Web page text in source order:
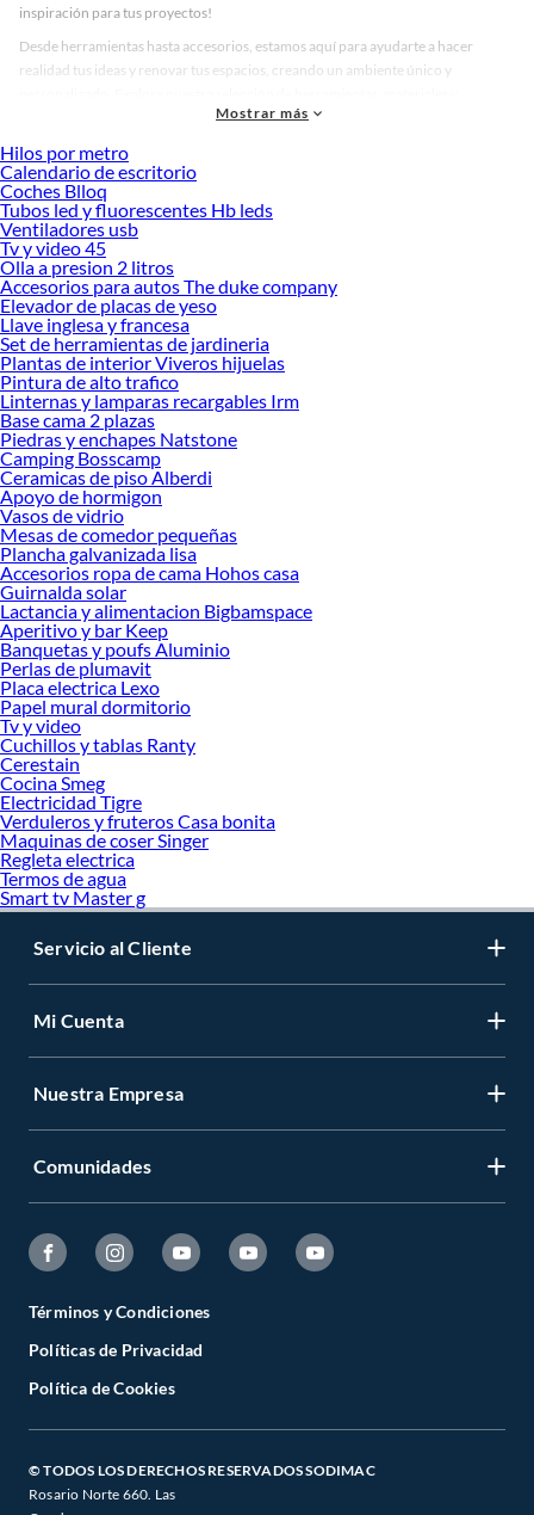
inspiración para tus proyectos!
Desde herramientas hasta accesorios, estamos aquí para ayudarte a hacer
realidad tus ideas y renovar tus espacios, creando un ambiente único y
accesorios de calidad que te ayudarán a crear un espacio más tú.
Desde remodelaciones hasta proyectos de decoración, estamos aquí para hacer
tus ideas realidad. ¡Visítanos y encuentra todo lo que tenemos para ofrecerte en
Sillas gamer!
Explora la variedad de productos de Sillas gamer en Sodimac
Herramientas, materiales y accesorios de calidad para tus proyectos y
renovación de espacios. ¡Visítanos y descubre todo lo que tenemos para
ofrecerte!
Encuentra una amplia variedad de productos de Sillas gamer en Sodimac.
Encuentra todo lo necesario para tus proyectos de renovación y decoración.
¡Visítanos y haz tus ideas realidad!
Mostrar más
Hilos por metro
Calendario de escritorio
Coches Blloq
Tubos led y fluorescentes Hb leds
Ventiladores usb
Tv y video 45
Olla a presion 2 litros
Accesorios para autos The duke company
Elevador de placas de yeso
Llave inglesa y francesa
Set de herramientas de jardineria
Plantas de interior Viveros hijuelas
Pintura de alto trafico
Linternas y lamparas recargables Irm
Base cama 2 plazas
Piedras y enchapes Natstone
Camping Bosscamp
Ceramicas de piso Alberdi
Apoyo de hormigon
Vasos de vidrio
Mesas de comedor pequeñas
Plancha galvanizada lisa
Accesorios ropa de cama Hohos casa
Guirnalda solar
Lactancia y alimentacion Bigbamspace
Aperitivo y bar Keep
Banquetas y poufs Aluminio
Perlas de plumavit
Placa electrica Lexo
Papel mural dormitorio
Tv y video
Cuchillos y tablas Ranty
Cerestain
Cocina Smeg
Electricidad Tigre
Verduleros y fruteros Casa bonita
Maquinas de coser Singer
Regleta electrica
Termos de agua
Smart tv Master g
Servicio al Cliente
Mi Cuenta
Nuestra Empresa
Comunidades
Términos y Condiciones
Políticas de Privacidad
Política de Cookies
© TODOS LOS DERECHOS RESERVADOS SODIMAC
Rosario Norte 660. Las